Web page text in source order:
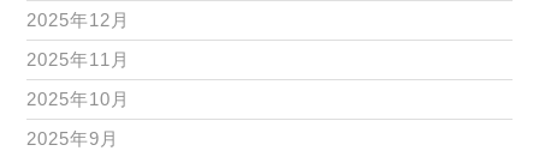
2025年12月
2025年11月
2025年10月
2025年9月